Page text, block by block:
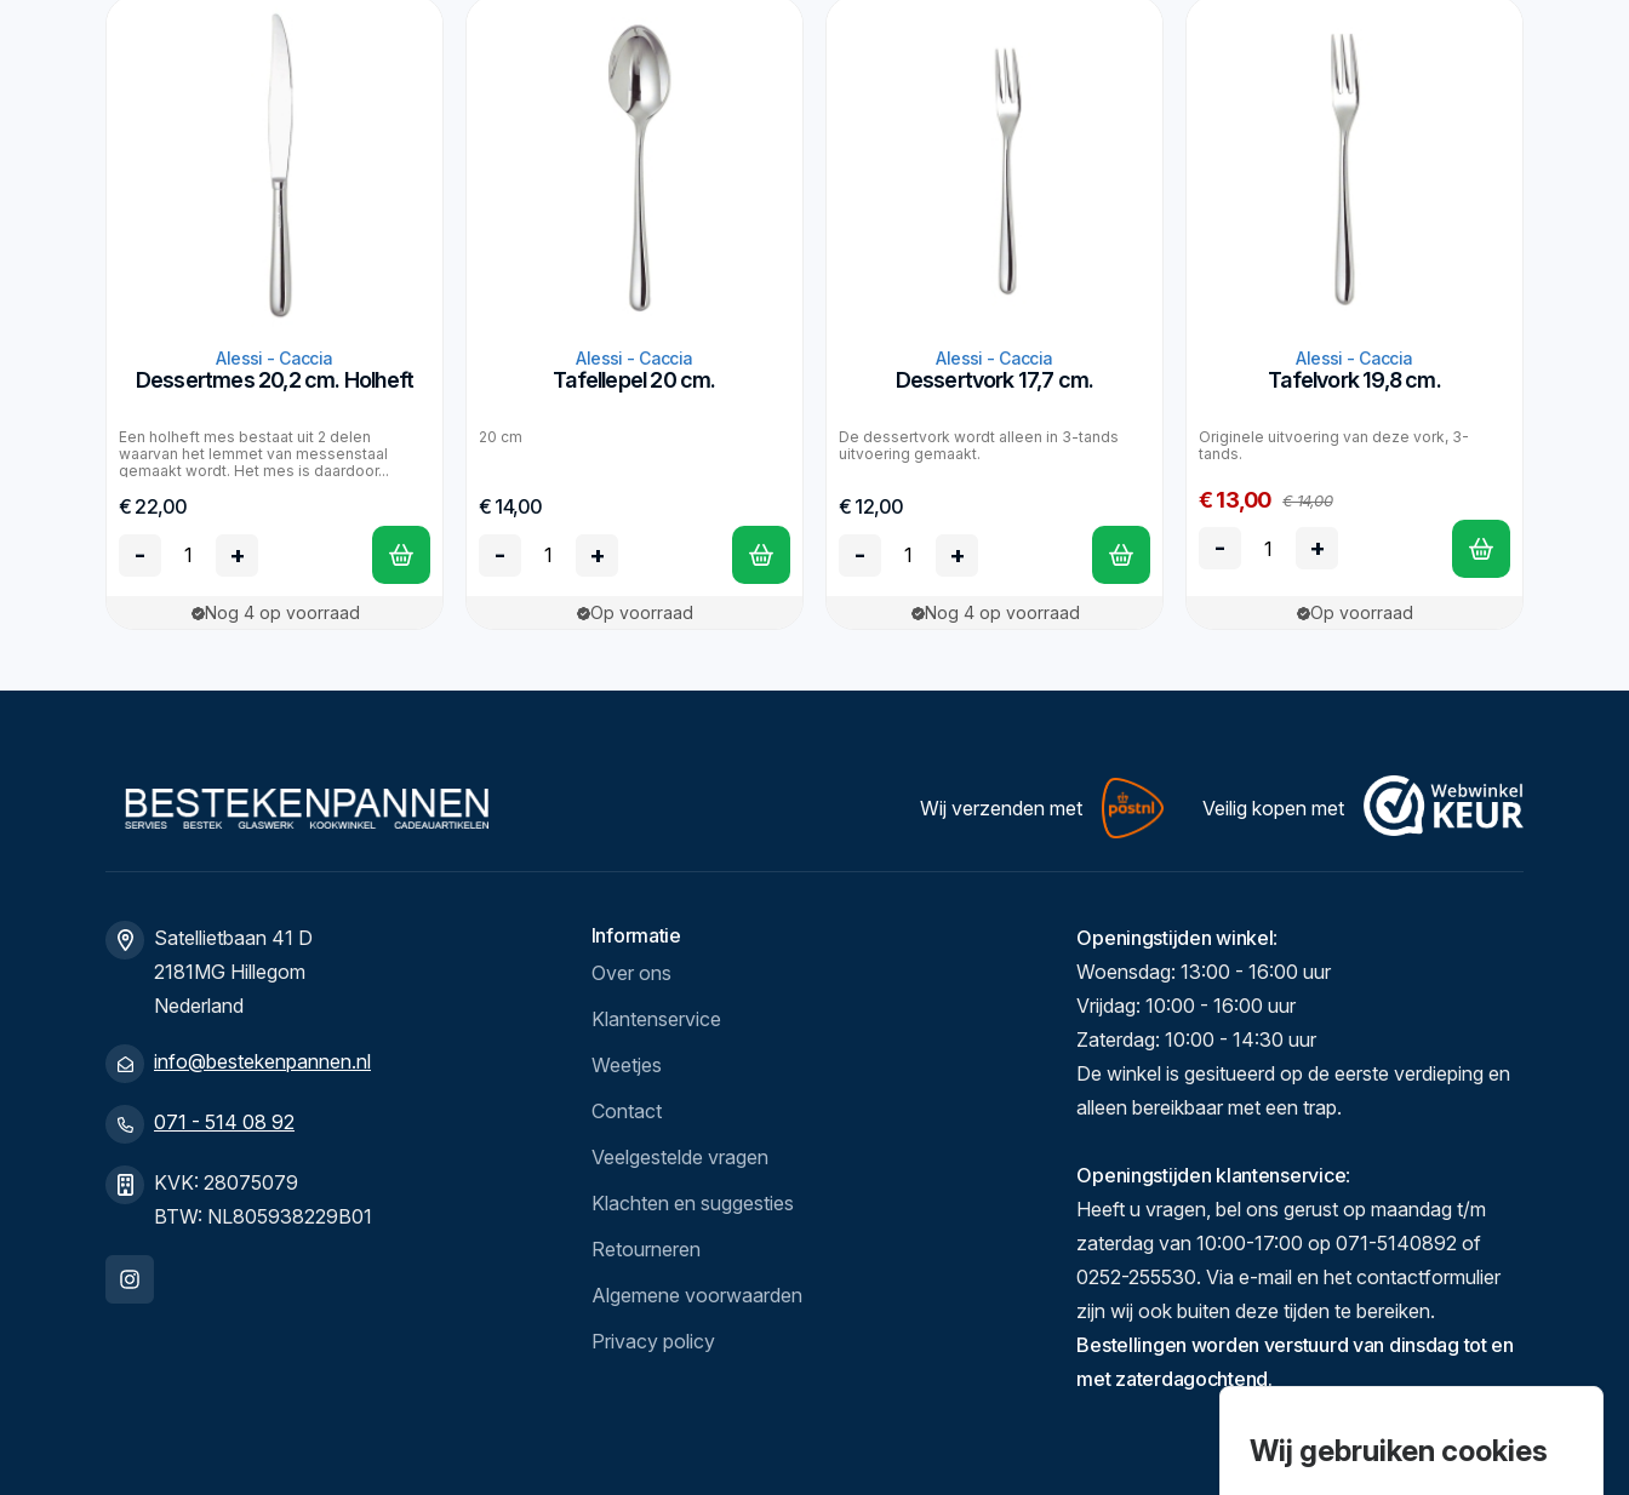
Alessi - Caccia
Dessertmes 20,2 cm. Holheft
Een holheft mes bestaat uit 2 delen
waarvan het lemmet van messenstaal
gemaakt wordt. Het mes is daardoor...
€ 22,00
- +
Nog 4 op voorraad
Alessi - Caccia
Tafellepel 20 cm.
20 cm
€ 14,00
- +
Op voorraad
Alessi - Caccia
Dessertvork 17,7 cm.
De dessertvork wordt alleen in 3-tands
uitvoering gemaakt.
€ 12,00
- +
Nog 4 op voorraad
Alessi - Caccia
Tafelvork 19,8 cm.
Originele uitvoering van deze vork, 3-
tands.
€ 13,00 € 14,00
- +
Op voorraad
Wij verzenden met Veilig kopen met
Satellietbaan 41 D
2181MG Hillegom
Nederland
info@bestekenpannen.nl
071 - 514 08 92
KVK: 28075079
BTW: NL805938229B01
Informatie
Over ons
Klantenservice
Weetjes
Contact
Veelgestelde vragen
Klachten en suggesties
Retourneren
Algemene voorwaarden
Privacy policy
Openingstijden winkel:
Woensdag: 13:00 - 16:00 uur
Vrijdag: 10:00 - 16:00 uur
Zaterdag: 10:00 - 14:30 uur
De winkel is gesitueerd op de eerste verdieping en
alleen bereikbaar met een trap.
Openingstijden klantenservice:
Heeft u vragen, bel ons gerust op maandag t/m
zaterdag van 10:00-17:00 op 071-5140892 of
0252-255530. Via e-mail en het contactformulier
zijn wij ook buiten deze tijden te bereiken.
Bestellingen worden verstuurd van dinsdag tot en
met zaterdagochtend.
Wij gebruiken cookies